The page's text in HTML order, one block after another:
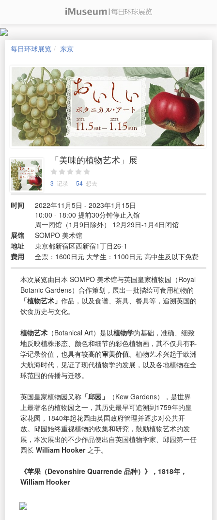
每日环球展览 东京
「美味的植物艺术」展
3 记录 54 想去
时间
2022年11月5日 - 2023年1月15日
10:00 - 18:00 提前30分钟停止入馆
周一闭馆（1月9日除外） 12月29日-1月4日闭馆
展馆
SOMPO 美术馆
地址
東京都新宿区西新宿1丁目26-1
费用
全票：1600日元 大学生：1100日元 高中生及以下免费
本次展览由日本 SOMPO 美术馆与英国皇家植物园（Royal
Botanic Gardens）合作策划，展出一批描绘可食用植物的
「植物艺术」 作品，以及食谱、茶具、餐具等，追溯英国的
饮食历史与文化。
植物艺术 （Botanical Art）是以植物学为基础，准确、细致
地反映植株形态、颜色和细节的彩色植物画，其不仅具有科
学记录价值，也具有较高的审美价值。植物艺术兴起于欧洲
大航海时代，见证了现代植物学的发展，以及各地植物在全
球范围的传播与迁移。
英国皇家植物园又称 「邱园」
（Kew Gardens），是世界
上最著名的植物园之一，其历史最早可追溯到1759年的皇
家花园，1840年起花园由英国政府管理并逐步对公共开
放。邱园始终重视植物的收集和研究，鼓励植物艺术的发
展，本次展出的不少作品便出自英国植物学家、邱园第一任
园长 William Hooker之手。
《苹果（Devonshire Quarrende 品种）》，1818年，
William Hooker